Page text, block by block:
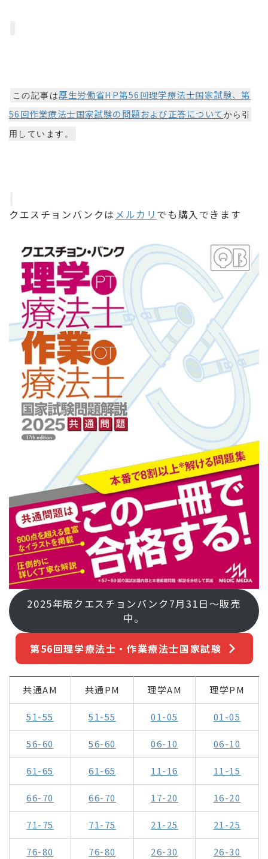
この記事は厚生労働省HP第56回理学療法士国家試験、第
56回作業療法士国家試験の問題および正答についてから引
用しています。
クエスチョンバンクは メルカリ でも購入できます
2025年版クエスチョンバンク7月31日～販売
中。
第56回理学療法士・作業療法士国家試験
共通AM 共通PM 理学AM 理学PM
51-55 51-55 01-05 01-05
56-60 56-60 06-10 06-10
61-65 61-65 11-16 11-15
66-70 66-70 17-20 16-20
71-75 71-75 21-25 21-25
76-80 76-80 26-30 26-30